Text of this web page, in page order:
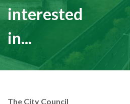
interested
in...
The City Council